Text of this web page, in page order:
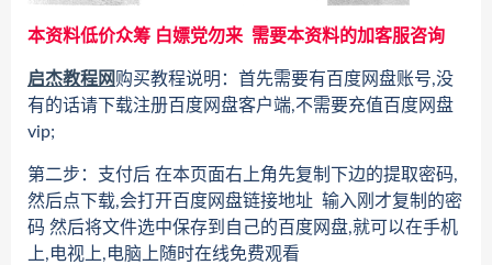
本资料低价众筹 白嫖党勿来 需要本资料的加客服咨询
启杰教程网购买教程说明：首先需要有百度网盘账号,没
有的话请下载注册百度网盘客户端,不需要充值百度网盘
vip;
第二步：支付后 在本页面右上角先复制下边的提取密码,
然后点下载,会打开百度网盘链接地址 输入刚才复制的密
码 然后将文件选中保存到自己的百度网盘,就可以在手机
上,电视上,电脑上随时在线免费观看